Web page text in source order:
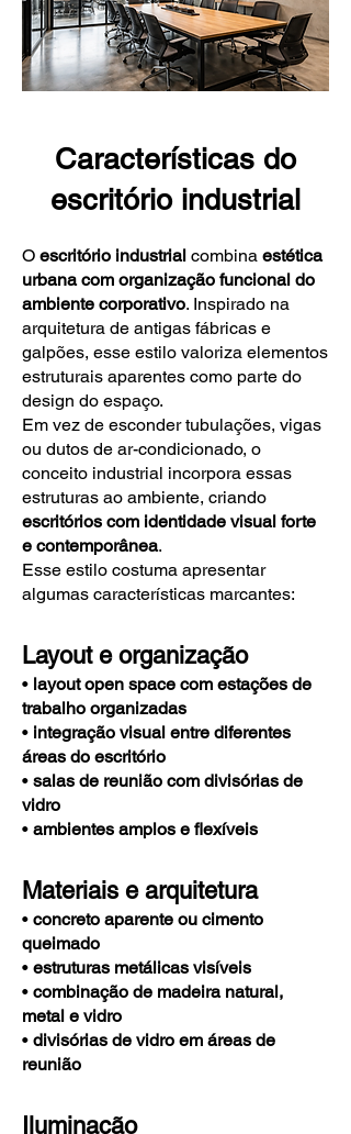
Características do
escritório industrial
O escritório industrial combina estética
urbana com organização funcional do
ambiente corporativo. Inspirado na
arquitetura de antigas fábricas e
galpões, esse estilo valoriza elementos
estruturais aparentes como parte do
design do espaço.
Em vez de esconder tubulações, vigas
ou dutos de ar-condicionado, o
conceito industrial incorpora essas
estruturas ao ambiente, criando
escritórios com identidade visual forte
e contemporânea.
Esse estilo costuma apresentar
algumas características marcantes:
Layout e organização
• layout open space com estações de
trabalho organizadas
• integração visual entre diferentes
áreas do escritório
• salas de reunião com divisórias de
vidro
• ambientes amplos e flexíveis
Materiais e arquitetura
• concreto aparente ou cimento
queimado
• estruturas metálicas visíveis
• combinação de madeira natural,
metal e vidro
• divisórias de vidro em áreas de
reunião
Iluminação